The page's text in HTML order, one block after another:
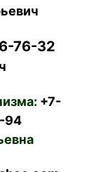
76-32
+7-
94